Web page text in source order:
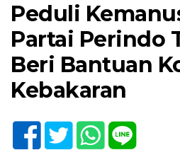
Peduli
Partai Perindo
Beri Bantuan
Kebakaran